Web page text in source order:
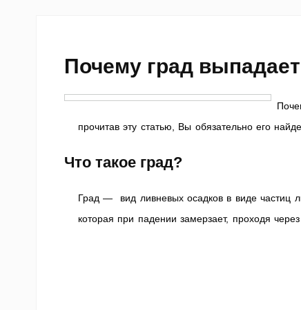
Почему град
прочитав эту статью, Вы обязательно его
Что такое град?
Град — вид ливневых осадков в виде частиц
которая при падении замерзает, проходя